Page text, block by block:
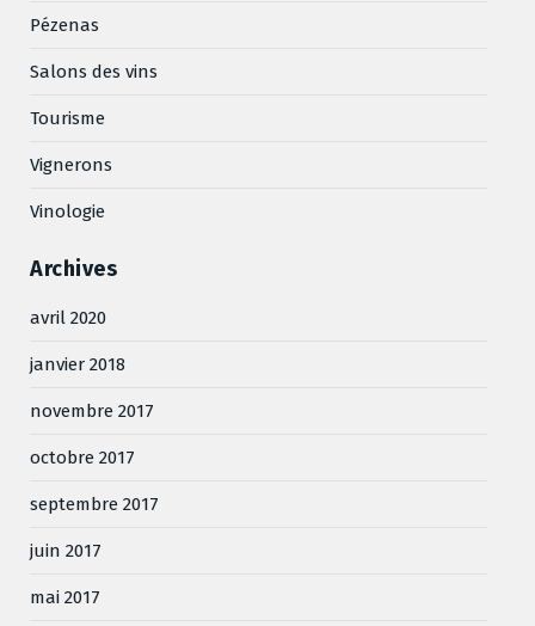
Pézenas
Salons des vins
Tourisme
Vignerons
Vinologie
Archives
avril 2020
janvier 2018
novembre 2017
octobre 2017
septembre 2017
juin 2017
mai 2017